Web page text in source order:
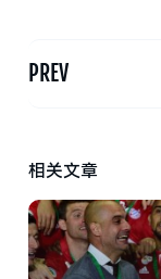
PREV
相关文章